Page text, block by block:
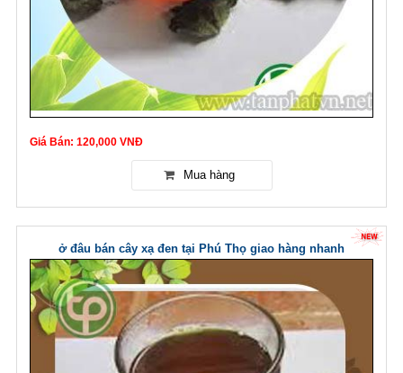
Giá Bán: 120,000 VNĐ
ở đâu bán cây xạ đen tại Phú Thọ giao hàng nhanh